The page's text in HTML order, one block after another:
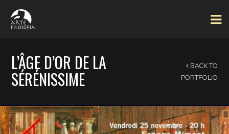
L’ÂGE D’OR DE LA
SÉRÉNISSIME
BACK TO
PORTFOLIO